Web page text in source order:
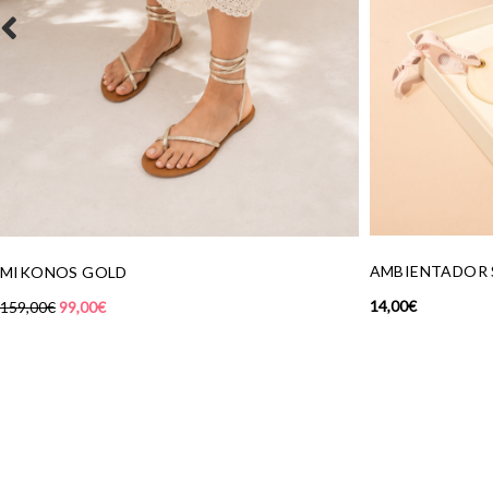
AMBIENTADOR SÓLIDO
14,00€
SANDALIA
165,00€